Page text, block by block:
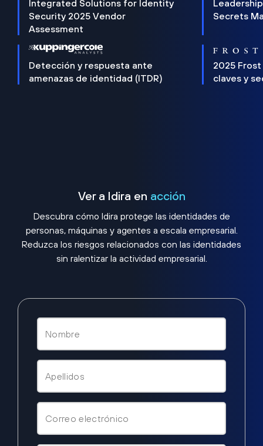
Integrated Solutions for Identity
Security 2025 Vendor
Assessment
Secrets
Detección y respuesta ante
amenazas de identidad (ITDR)
2025 Frost
claves y
Ver a Idira en acción
Descubra cómo Idira protege las identidades de
personas, máquinas y agentes a escala empresarial.
Reduzca los riesgos relacionados con las identidades
sin ralentizar la actividad empresarial.